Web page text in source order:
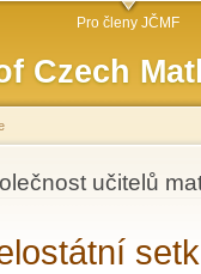
Czech
Pro členy JČMF
are hereučitelů